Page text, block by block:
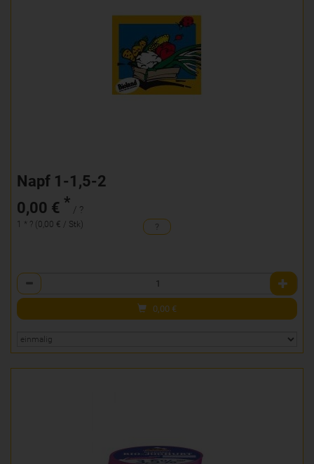
Napf 1-1,5-2
0,00 € * / ?
1 * ? (0,00 € / Stk) ?
Anzahl
0,00 €